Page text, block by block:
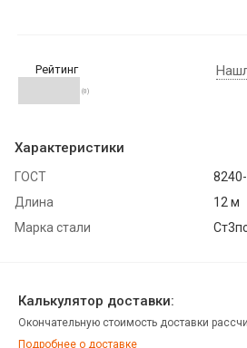
Рейтинг
(0)
Характеристики
ГОСТ
Длина
12 м
Марка стали
Калькулятор доставки:
Окончательную стоимость доставки
Подробнее о доставке